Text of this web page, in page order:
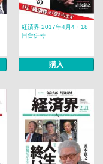
経済界 2017年4月4・18
日合併号
購入